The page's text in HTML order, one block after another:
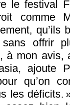
le festival
comme
qu’ils
offrir
à mon
ajoute
qu’on
les déficits.